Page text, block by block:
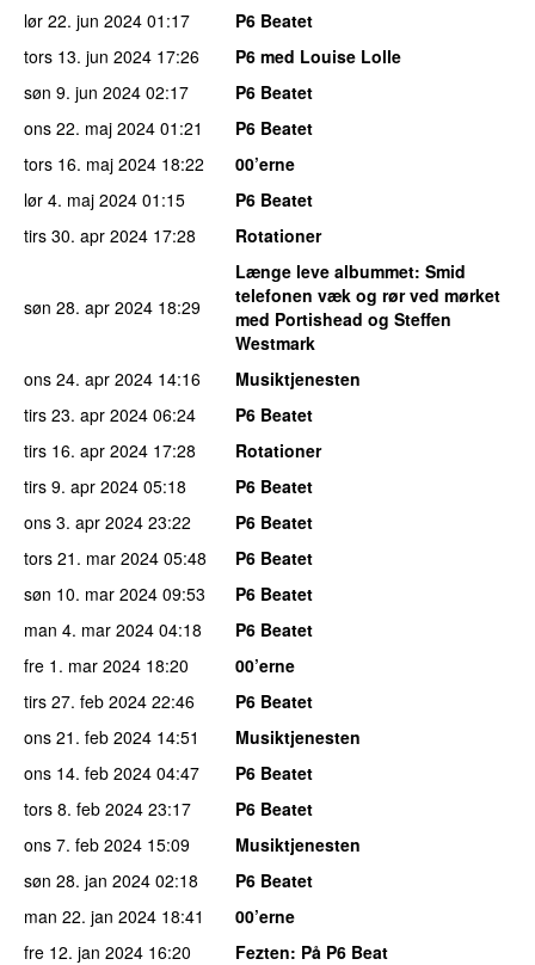
lør 22. jun 2024 01:17
P6 Beatet
tors 13. jun 2024 17:26
P6 med Louise Lolle
søn 9. jun 2024 02:17
P6 Beatet
ons 22. maj 2024 01:21
P6 Beatet
tors 16. maj 2024 18:22
00’erne
lør 4. maj 2024 01:15
P6 Beatet
tirs 30. apr 2024 17:28 Rotationer
søn 28. apr 2024 18:29
Længe leve albummet: Smid
telefonen væk og rør ved mørket
med Portishead og Steffen
Westmark
ons 24. apr 2024 14:16
Musiktjenesten
tirs 23. apr 2024 06:24
P6 Beatet
tirs 16. apr 2024 17:28
Rotationer
tirs 9. apr 2024 05:18
P6 Beatet
ons 3. apr 2024 23:22
P6 Beatet
tors 21. mar 2024 05:48
P6 Beatet
søn 10. mar 2024 09:53
P6 Beatet
man 4. mar 2024 04:18
P6 Beatet
fre 1. mar 2024 18:20
00’erne
tirs 27. feb 2024 22:46
P6 Beatet
ons 21. feb 2024 14:51
Musiktjenesten
ons 14. feb 2024 04:47
P6 Beatet
tors 8. feb 2024 23:17
P6 Beatet
ons 7. feb 2024 15:09
Musiktjenesten
søn 28. jan 2024 02:18
P6 Beatet
man 22. jan 2024 18:41
00’erne
fre 12. jan 2024 16:20 Fezten: På P6 Beat